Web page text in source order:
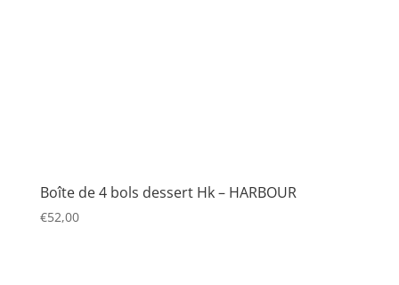
Boîte de 4 bols dessert Hk – HARBOUR
€52,00